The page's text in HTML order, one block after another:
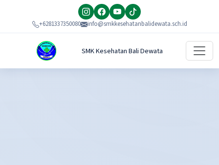
+6281337350080 info@smkkesehatanbalidewata.sch.id
SMK Kesehatan Bali Dewata